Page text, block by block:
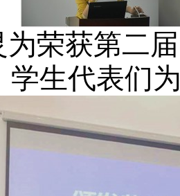
荣获第二
学生代表们